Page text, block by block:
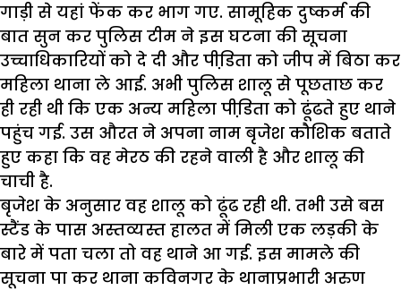
गाड़ी से यहां फेंक कर भाग गए. सामूहिक दुष्कर्म की
बात सुन कर पुलिस टीम ने इस घटना की सूचना
उच्चाधिकारियों को दे दी और पीडि़ता को जीप में बिठा कर
महिला थाना ले आई. अभी पुलिस शालू से पूछताछ कर
ही रही थी कि एक अन्य महिला पीडि़ता को ढूंढते हुए थाने
पहुंच गई. उस औरत ने अपना नाम बृजेश कौशिक बताते
हुए कहा कि वह मेरठ की रहने वाली है और शालू की
चाची है.
बृजेश के अनुसार वह शालू को ढूंढ रही थी. तभी उसे बस
स्टैंड के पास अस्तव्यस्त हालत में मिली एक लड़की के
बारे में पता चला तो वह थाने आ गई. इस मामले की
सूचना पा कर थाना कविनगर के थानाप्रभारी अरुण